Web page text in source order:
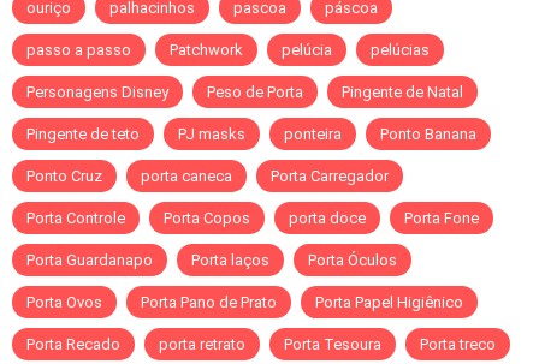
ouriço palhacinhos pascoa páscoa
passo a passo Patchwork pelúcia pelúcias
Personagens Disney Peso de Porta Pingente de Natal
Pingente de teto PJ masks ponteira Ponto Banana
Ponto Cruz porta caneca Porta Carregador
Porta Controle Porta Copos porta doce Porta Fone
Porta Guardanapo Porta laços Porta Óculos
Porta Ovos Porta Pano de Prato Porta Papel Higiênico
Porta Recado porta retrato Porta Tesoura Porta treco